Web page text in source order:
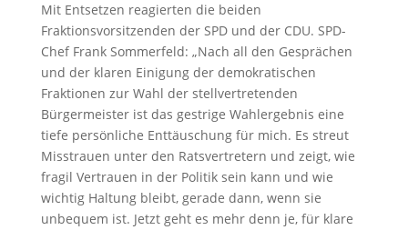
Mit Entsetzen reagierten die beiden
Fraktionsvorsitzenden der SPD und der CDU. SPD-
Chef Frank Sommerfeld: „Nach all den Gesprächen
und der klaren Einigung der demokratischen
Fraktionen zur Wahl der stellvertretenden
Bürgermeister ist das gestrige Wahlergebnis eine
tiefe persönliche Enttäuschung für mich. Es streut
Misstrauen unter den Ratsvertretern und zeigt, wie
fragil Vertrauen in der Politik sein kann und wie
wichtig Haltung bleibt, gerade dann, wenn sie
unbequem ist. Jetzt geht es mehr denn je, für klare